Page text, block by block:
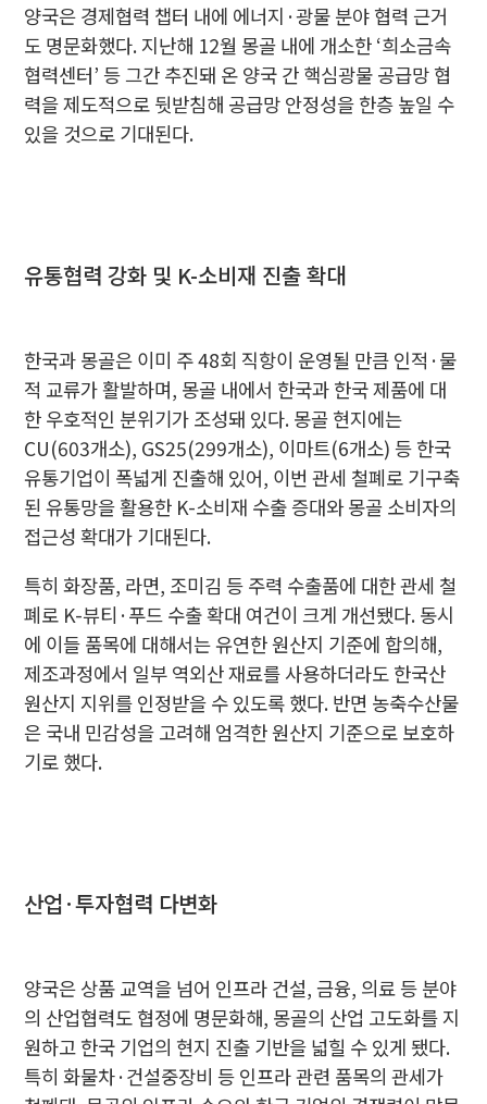
양국은 경제협력 챕터 내에 에너지·광물 분야 협력 근거
도 명문화했다. 지난해 12월 몽골 내에 개소한 ‘희소금속
협력센터’ 등 그간 추진돼 온 양국 간 핵심광물 공급망 협
력을 제도적으로 뒷받침해 공급망 안정성을 한층 높일 수
있을 것으로 기대된다.
유통협력 강화 및 K-소비재 진출 확대
한국과 몽골은 이미 주 48회 직항이 운영될 만큼 인적·물
적 교류가 활발하며, 몽골 내에서 한국과 한국 제품에 대
한 우호적인 분위기가 조성돼 있다. 몽골 현지에는
CU(603개소), GS25(299개소), 이마트(6개소) 등 한국
유통기업이 폭넓게 진출해 있어, 이번 관세 철폐로 기구축
된 유통망을 활용한 K-소비재 수출 증대와 몽골 소비자의
접근성 확대가 기대된다.
특히 화장품, 라면, 조미김 등 주력 수출품에 대한 관세 철
폐로 K-뷰티·푸드 수출 확대 여건이 크게 개선됐다. 동시
에 이들 품목에 대해서는 유연한 원산지 기준에 합의해,
제조과정에서 일부 역외산 재료를 사용하더라도 한국산
원산지 지위를 인정받을 수 있도록 했다. 반면 농축수산물
은 국내 민감성을 고려해 엄격한 원산지 기준으로 보호하
기로 했다.
산업·투자협력 다변화
양국은 상품 교역을 넘어 인프라 건설, 금융, 의료 등 분야
의 산업협력도 협정에 명문화해, 몽골의 산업 고도화를 지
원하고 한국 기업의 현지 진출 기반을 넓힐 수 있게 됐다.
특히 화물차·건설중장비 등 인프라 관련 품목의 관세가